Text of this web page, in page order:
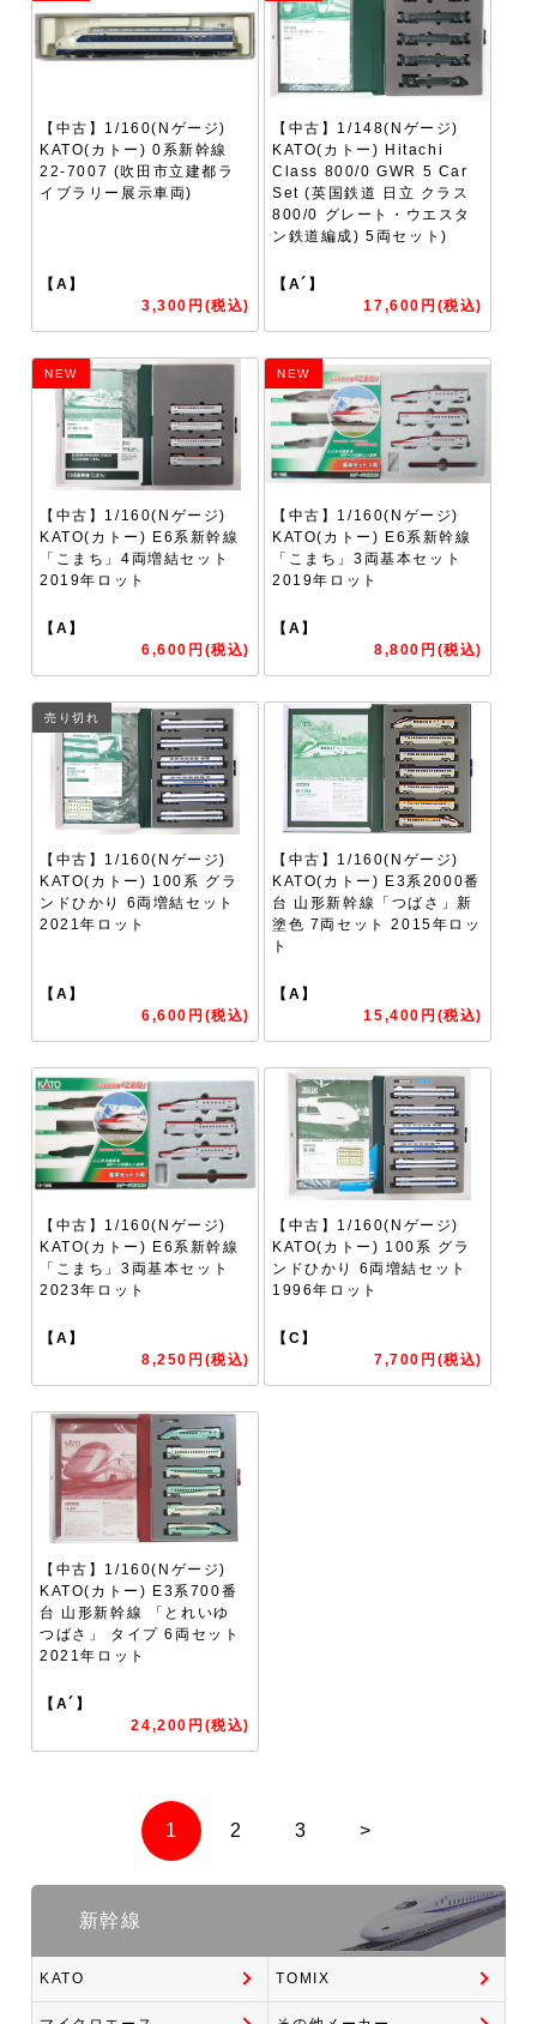
【中古】1/160(Nゲージ)
KATO(カトー) 0系新幹線
22-7007 (吹田市立建都ラ
イブラリー展示車両)
【A】
3,300円(税込)
【中古】1/148(Nゲージ)
KATO(カトー) Hitachi
Class 800/0 GWR 5 Car
Set (英国鉄道 日立 クラス
800/0 グレート・ウエスタ
ン鉄道編成) 5両セット)
【A´】
17,600円(税込)
NEW
【中古】1/160(Nゲージ)
KATO(カトー) E6系新幹線
「こまち」4両増結セット
2019年ロット
【A】
6,600円(税込)
NEW
【中古】1/160(Nゲージ)
KATO(カトー) E6系新幹線
「こまち」3両基本セット
2019年ロット
【A】
8,800円(税込)
売り切れ
【中古】1/160(Nゲージ)
KATO(カトー) 100系 グラ
ンドひかり 6両増結セット
2021年ロット
【A】
6,600円(税込)
【中古】1/160(Nゲージ)
KATO(カトー) E3系2000番
台 山形新幹線「つばさ」新
塗色 7両セット 2015年ロッ
ト
【A】
15,400円(税込)
【中古】1/160(Nゲージ)
KATO(カトー) E6系新幹線
「こまち」3両基本セット
2023年ロット
【A】
8,250円(税込)
【中古】1/160(Nゲージ)
KATO(カトー) 100系 グラ
ンドひかり 6両増結セット
1996年ロット
【C】
7,700円(税込)
【中古】1/160(Nゲージ)
KATO(カトー) E3系700番
台 山形新幹線 「とれいゆ
つばさ」 タイプ 6両セット
2021年ロット
【A´】
24,200円(税込)
1 2 3 >
新幹線
KATO TOMIX